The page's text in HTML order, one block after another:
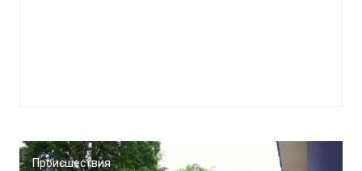
Происшествия